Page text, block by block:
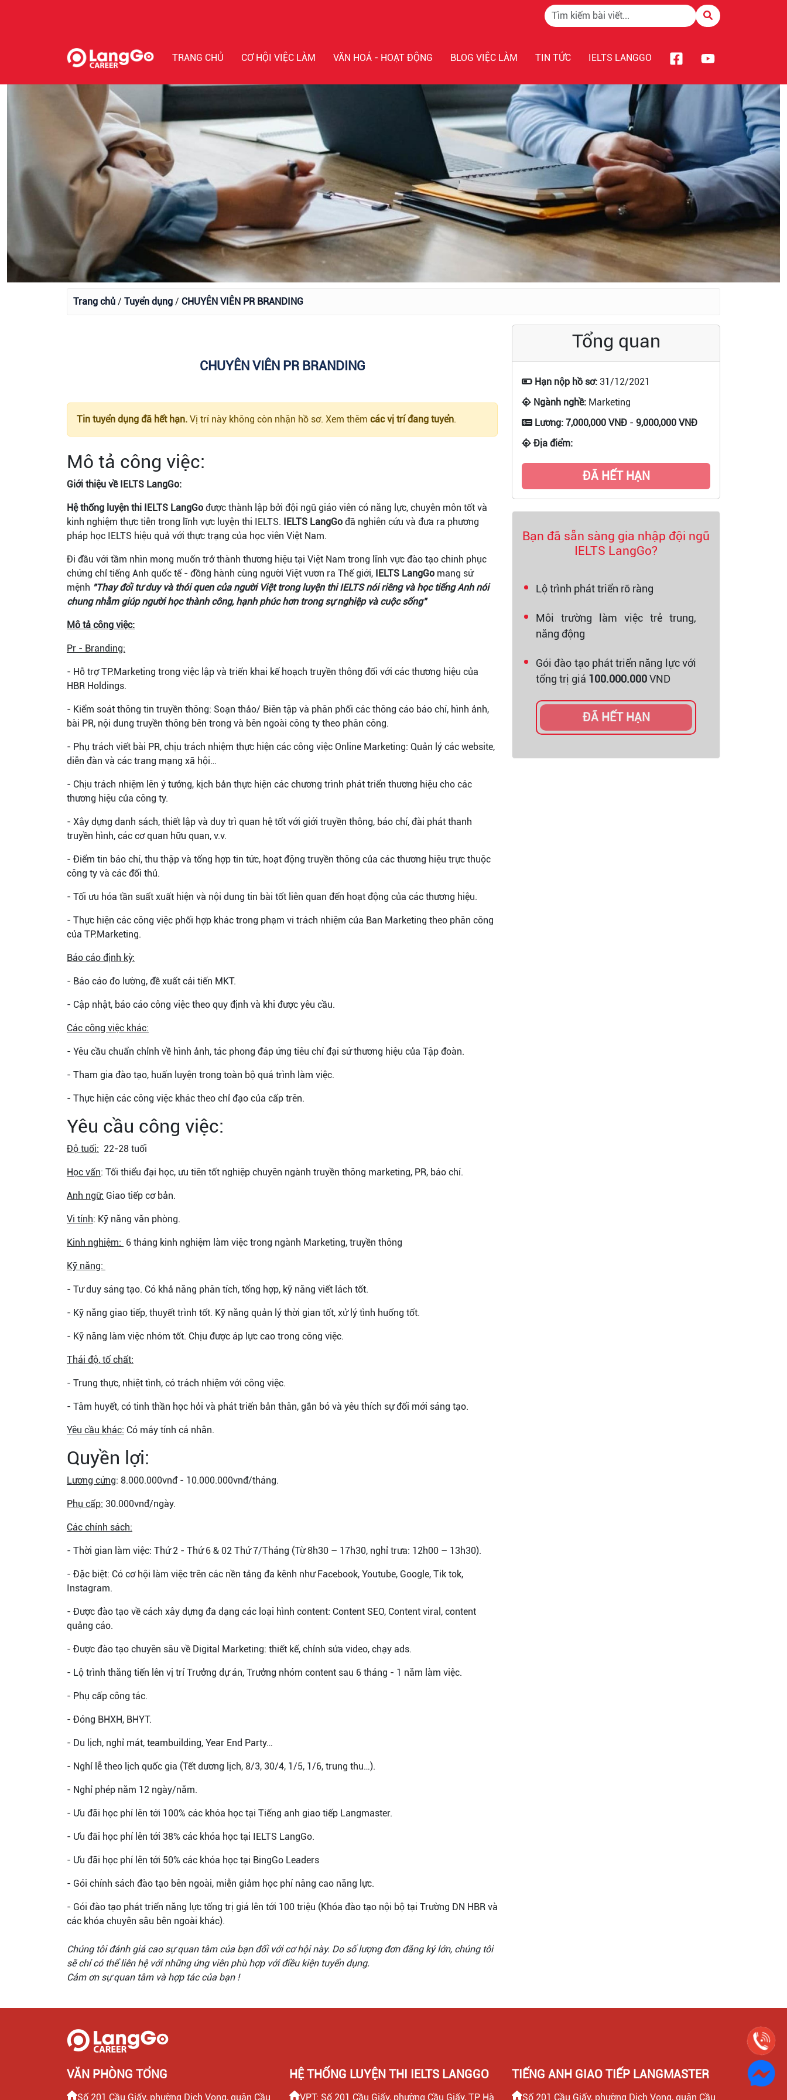
TRANG CHỦ CƠ HỘI VIỆC LÀM VĂN HOÁ - HOẠT ĐỘNG BLOG VIỆC LÀM TIN TỨC IELTS LANGGO
Trang chủ / Tuyển dụng / CHUYÊN VIÊN PR BRANDING
CHUYÊN VIÊN PR BRANDING
Tin tuyển dụng đã hết hạn. Vị trí này không còn nhận hồ sơ. Xem thêm các vị trí đang tuyển.
Mô tả công việc:
Giới thiệu về IELTS LangGo:
Hệ thống luyện thi IELTS LangGo được thành lập bởi đội ngũ giáo viên có năng lực, chuyên môn tốt và
kinh nghiệm thực tiễn trong lĩnh vực luyện thi IELTS.
IELTS LangGo đã nghiên cứu và đưa ra phương
pháp học IELTS hiệu quả với thực trạng của học viên Việt Nam.
Đi đầu với tầm nhìn mong muốn trở thành thương hiệu tại Việt Nam trong lĩnh vực đào tạo chinh phục
chứng chỉ tiếng Anh quốc tế - đồng hành cùng người Việt vươn ra Thế giới,
IELTS LangGo mang sứ
mệnh "Thay đổi tư duy và thói quen của người Việt trong luyện thi IELTS nói riêng và học tiếng Anh nói
chung nhằm giúp người học thành công, hạnh phúc hơn trong sự nghiệp và cuộc sống"
Mô tả công việc:
Pr - Branding:
- Hỗ trợ TP.Marketing trong việc lập và triển khai kế hoạch truyền thông đối với các thương hiệu của
HBR Holdings.
- Kiểm soát thông tin truyền thông: Soạn thảo/ Biên tập và phân phối các thông cáo báo chí, hình ảnh,
bài PR, nội dung truyền thông bên trong và bên ngoài công ty theo phân công.
- Phụ trách viết bài PR, chịu trách nhiệm thực hiện các công việc Online Marketing: Quản lý các website,
diễn đàn và các trang mạng xã hội…
- Chịu trách nhiệm lên ý tưởng, kịch bản thực hiện các chương trình phát triển thương hiệu cho các
thương hiệu của công ty.
- Xây dựng danh sách, thiết lập và duy trì quan hệ tốt với giới truyền thông, báo chí, đài phát thanh
truyền hình, các cơ quan hữu quan, v.v.
- Điểm tin báo chí, thu thập và tổng hợp tin tức, hoạt động truyền thông của các thương hiệu trực thuộc
công ty và các đối thủ.
- Tối ưu hóa tần suất xuất hiện và nội dung tin bài tốt liên quan đến hoạt động của các thương hiệu.
- Thực hiện các công việc phối hợp khác trong phạm vi trách nhiệm của Ban Marketing theo phân công
của TP.Marketing.
Báo cáo định kỳ:
- Báo cáo đo lường, đề xuất cải tiến MKT.
- Cập nhật, báo cáo công việc theo quy định và khi được yêu cầu.
Các công việc khác:
- Yêu cầu chuẩn chỉnh về hình ảnh, tác phong đáp ứng tiêu chí đại sứ thương hiệu của Tập đoàn.
- Tham gia đào tạo, huấn luyện trong toàn bộ quá trình làm việc.
- Thực hiện các công việc khác theo chỉ đạo của cấp trên.
Yêu cầu công việc:
Độ tuổi: 22-28 tuổi
Học vấn: Tối thiểu đại học, ưu tiên tốt nghiệp chuyên ngành truyền thông marketing, PR, báo chí.
Anh ngữ: Giao tiếp cơ bản.
Vi tính: Kỹ năng văn phòng.
Kinh nghiệm: 6 tháng kinh nghiệm làm việc trong ngành Marketing, truyền thông
Kỹ năng:
- Tư duy sáng tạo. Có khả năng phân tích, tổng hợp, kỹ năng viết lách tốt.
- Kỹ năng giao tiếp, thuyết trình tốt. Kỹ năng quản lý thời gian tốt, xử lý tình huống tốt.
- Kỹ năng làm việc nhóm tốt. Chịu được áp lực cao trong công việc.
Thái độ, tố chất:
- Trung thực, nhiệt tình, có trách nhiệm với công việc.
- Tâm huyết, có tinh thần học hỏi và phát triển bản thân, gắn bó và yêu thích sự đổi mới sáng tạo.
Yêu cầu khác: Có máy tính cá nhân.
Quyền lợi:
Lương cứng: 8.000.000vnđ - 10.000.000vnđ/tháng.
Phụ cấp: 30.000vnđ/ngày.
Các chính sách:
- Thời gian làm việc: Thứ 2 - Thứ 6 & 02 Thứ 7/Tháng (Từ 8h30 – 17h30, nghỉ trưa: 12h00 – 13h30).
- Đặc biệt: Có cơ hội làm việc trên các nền tảng đa kênh như Facebook, Youtube, Google, Tik tok,
Instagram.
- Được đào tạo về cách xây dựng đa dạng các loại hình content: Content SEO, Content viral, content
quảng cáo.
- Được đào tạo chuyên sâu về Digital Marketing: thiết kế, chỉnh sửa video, chạy ads.
- Lộ trình thăng tiến lên vị trí Trưởng dự án, Trưởng nhóm content sau 6 tháng - 1 năm làm việc.
- Phụ cấp công tác.
- Đóng BHXH, BHYT.
- Du lịch, nghỉ mát, teambuilding, Year End Party…
- Nghỉ lễ theo lịch quốc gia (Tết dương lịch, 8/3, 30/4, 1/5, 1/6, trung thu…).
- Nghỉ phép năm 12 ngày/năm.
- Ưu đãi học phí lên tới 100% các khóa học tại Tiếng anh giao tiếp Langmaster.
- Ưu đãi học phí lên tới 38% các khóa học tại IELTS LangGo.
- Ưu đãi học phí lên tới 50% các khóa học tại BingGo Leaders
- Gói chính sách đào tạo bên ngoài, miễn giảm học phí nâng cao năng lực.
- Gói đào tạo phát triển năng lực tổng trị giá lên tới 100 triệu (Khóa đào tạo nội bộ tại Trường DN HBR và
các khóa chuyên sâu bên ngoài khác).
Chúng tôi đánh giá cao sự quan tâm của bạn đối với cơ hội này. Do số lượng đơn đăng ký lớn, chúng tôi
sẽ chỉ có thể liên hệ với những ứng viên phù hợp với điều kiện tuyển dụng.
Cảm ơn sự quan tâm và hợp tác của bạn !
Tổng quan
Hạn nộp hồ sơ: 31/12/2021
Ngành nghề: Marketing
Lương: 7,000,000 VNĐ - 9,000,000 VNĐ
Địa điểm:
ĐÃ HẾT HẠN
Bạn đã sẵn sàng gia nhập đội ngũ
IELTS LangGo?
Lộ trình phát triển rõ ràng
Môi trường làm việc trẻ trung,
năng động
Gói đào tạo phát triển năng lực với
tổng trị giá 100.000.000VND
ĐÃ HẾT HẠN
VĂN PHÒNG TỔNG
Số 201 Cầu Giấy, phường Dịch Vọng, quận Cầu
HỆ THỐNG LUYỆN THI IELTS LANGGO
VPT: Số 201 Cầu Giấy, phường Cầu Giấy, TP Hà
TIẾNG ANH GIAO TIẾP LANGMASTER
Số 201 Cầu Giấy, phường Dịch Vọng, quận Cầu